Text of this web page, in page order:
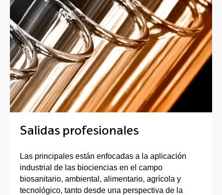
Salidas profesionales
Las principales están enfocadas a la aplicación
industrial de las biociencias en el campo
biosanitario, ambiental, alimentario, agrícola y
tecnológico, tanto desde una perspectiva de la